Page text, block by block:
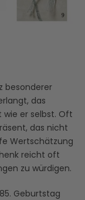
besonderer
das
er selbst. Oft
das nicht
Wertschätzung
reicht oft
zu würdigen.
Geburtstag